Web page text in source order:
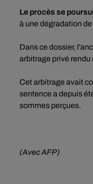
Le procès se
à une dégradation de
Dans ce dossier,
arbitrage privé rendu
Cet arbitrage avait
sentence a depuis
sommes perçues.
(Avec AFP)